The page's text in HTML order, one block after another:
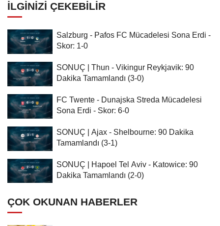
İLGINIZI ÇEKEBILIR
Salzburg - Pafos FC Mücadelesi Sona Erdi -
Skor: 1-0
SONUÇ | Thun - Vikingur Reykjavik: 90
Dakika Tamamlandı (3-0)
FC Twente - Dunajska Streda Mücadelesi
Sona Erdi - Skor: 6-0
SONUÇ | Ajax - Shelbourne: 90 Dakika
Tamamlandı (3-1)
SONUÇ | Hapoel Tel Aviv - Katowice: 90
Dakika Tamamlandı (2-0)
ÇOK OKUNAN HABERLER